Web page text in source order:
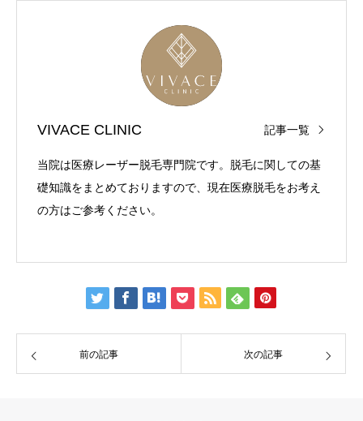
VIVACE CLINIC 記事一覧
当院は医療レーザー脱毛専門院です。脱毛に関しての基
礎知識をまとめておりますので、現在医療脱毛をお考え
の方はご参考ください。
前の記事 次の記事